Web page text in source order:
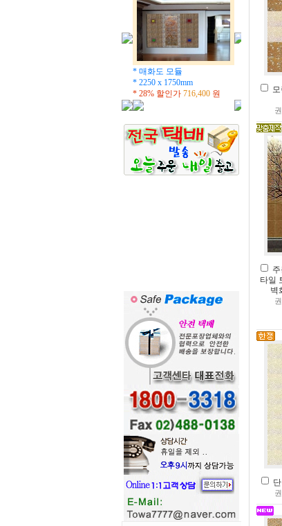
* 매화도 모듈
* 2250 x 1750mm
* 28% 할인가 716,400원
타일
벽